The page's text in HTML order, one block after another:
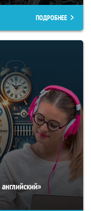
ПОДРОБНЕЕ